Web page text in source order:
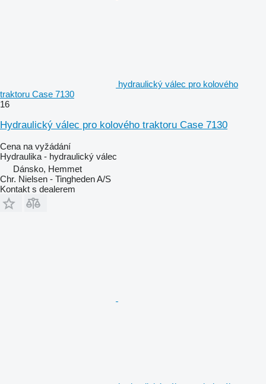
hydraulický válec pro kolového
traktoru Case 7130
16
Hydraulický válec pro kolového traktoru Case 7130
Cena na vyžádání
Hydraulika - hydraulický válec
Dánsko, Hemmet
Chr. Nielsen - Tingheden A/S
Kontakt s dealerem